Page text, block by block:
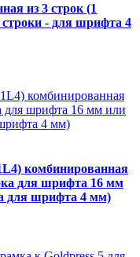
из 3 строк (1
- для шрифта 4
комбинированная
для шрифта 16 мм
для шрифта 4 мм)